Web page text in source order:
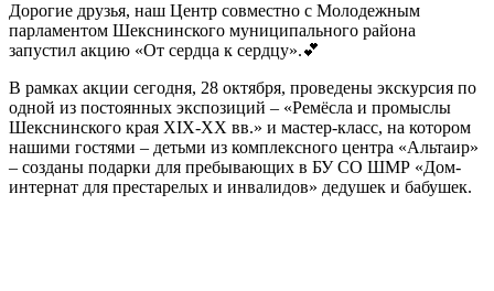
Дорогие друзья, наш Центр совместно с Молодежным
парламентом Шекснинского муниципального района
запустил акцию «От сердца к сердцу».💕
В рамках акции сегодня, 28 октября, проведены экскурсия по
одной из постоянных экспозиций – «Ремёсла и промыслы
Шекснинского края XIX-XX вв.» и мастер-класс, на котором
нашими гостями – детьми из комплексного центра «Альтаир»
– созданы подарки для пребывающих в БУ СО ШМР «Дом-
интернат для престарелых и инвалидов» дедушек и бабушек.